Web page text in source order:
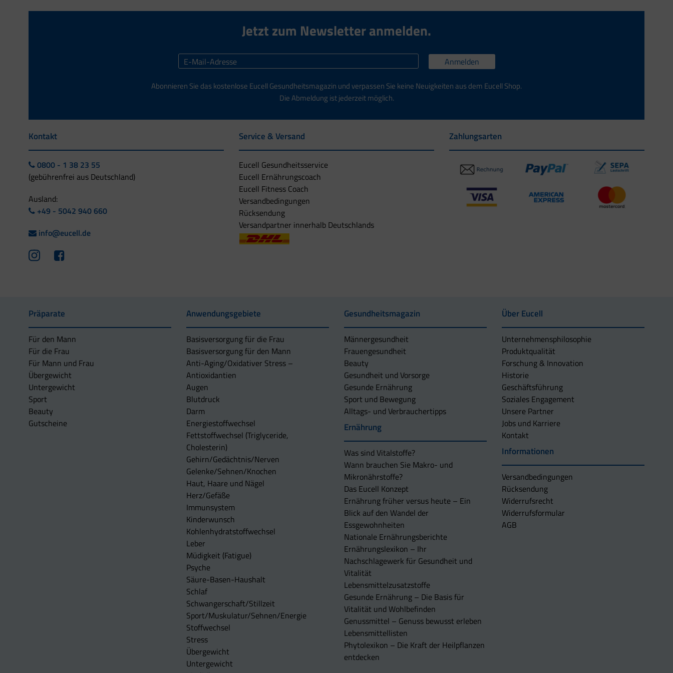
Jetzt zum Newsletter anmelden.
Anmelden
Abonnieren Sie das kostenlose Eucell Gesundheitsmagazin und verpassen Sie keine Neuigkeiten aus dem Eucell Shop.
Die Abmeldung ist jederzeit möglich.
Kontakt
0800 - 1 38 23 55
(gebührenfrei aus Deutschland)
Ausland:
+49 - 5042 940 660
info@eucell.de
Service & Versand
Eucell Gesundheitsservice
Eucell Ernährungscoach
Eucell Fitness Coach
Versandbedingungen
Rücksendung
Versandpartner innerhalb Deutschlands
Zahlungsarten
Präparate
Für den Mann
Für die Frau
Für Mann und Frau
Übergewicht
Untergewicht
Sport
Beauty
Gutscheine
Anwendungsgebiete
Basisversorgung für die Frau
Basisversorgung für den Mann
Anti-Aging/Oxidativer Stress –
Antioxidantien
Augen
Blutdruck
Darm
Energiestoffwechsel
Fettstoffwechsel (Triglyceride,
Cholesterin)
Gehirn/Gedächtnis/Nerven
Gelenke/Sehnen/Knochen
Haut, Haare und Nägel
Herz/Gefäße
Immunsystem
Kinderwunsch
Kohlenhydratstoffwechsel
Leber
Müdigkeit (Fatigue)
Psyche
Säure-Basen-Haushalt
Schlaf
Schwangerschaft/Stillzeit
Sport/Muskulatur/Sehnen/Energie
Stoffwechsel
Stress
Übergewicht
Untergewicht
Gesundheitsmagazin
Männergesundheit
Frauengesundheit
Beauty
Gesundheit und Vorsorge
Gesunde Ernährung
Sport und Bewegung
Alltags- und Verbrauchertipps
Ernährung
Was sind Vitalstoffe?
Wann brauchen Sie Makro- und
Mikronährstoffe?
Das Eucell Konzept
Ernährung früher versus heute – Ein
Blick auf den Wandel der
Essgewohnheiten
Nationale Ernährungsberichte
Ernährungslexikon – Ihr
Nachschlagewerk für Gesundheit und
Vitalität
Lebensmittelzusatzstoffe
Gesunde Ernährung – Die Basis für
Vitalität und Wohlbefinden
Genussmittel – Genuss bewusst erleben
Lebensmittellisten
Phytolexikon – Die Kraft der Heilpflanzen
entdecken
Über Eucell
Unternehmens­philosophie
Produktqualität
Forschung & Innovation
Historie
Geschäftsführung
Soziales Engagement
Unsere Partner
Jobs und Karriere
Kontakt
Informationen
Versandbedingungen
Rücksendung
Widerrufsrecht
Widerrufsformular
AGB